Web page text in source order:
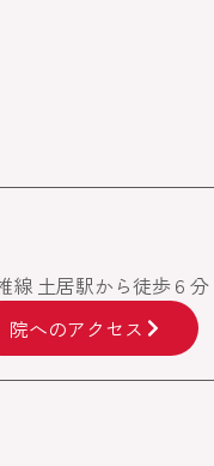
線 土居駅から徒歩６分
院へのアクセス